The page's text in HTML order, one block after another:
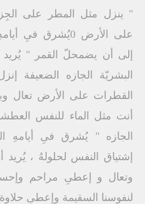
" ينزل مثل المطر على
على الأرض 0يُشرق
إلى أن يضمحلّ القمر "
البشريّة الجازه الضعيفة
القطرات على الأرض تعال
أنت مثل الماء للنفس
الجازه " يُشرق فىِ أيامهِ
إشتياق النفس لحلولهُ ، يُريد
وتعال و إعطىِ مراحم
لنفوسنا السقيمة وإعطىِ حلاوة